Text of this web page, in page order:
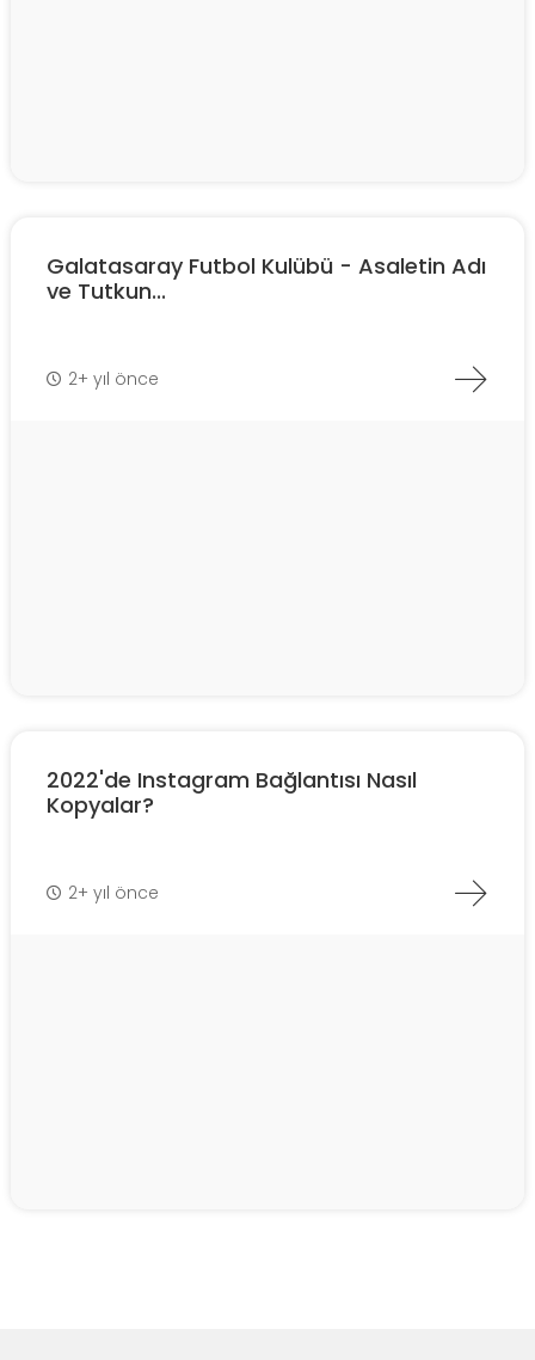
Galatasaray Futbol Kulübü - Asaletin Adı
ve Tutkun...
2+ yıl önce
2022'de Instagram Bağlantısı Nasıl
Kopyalar?
2+ yıl önce